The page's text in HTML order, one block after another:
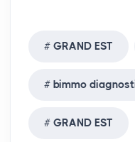
GRAND EST
bimmo
GRAND EST